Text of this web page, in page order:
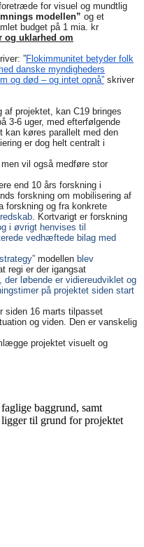
for visuel og mundtlig
modellen” og et
budget på 1 mia. kr
og uklarhed om
”Flokimmunitet betyder folk
danske myndigheders
og død – og intet opnå” skriver
projektet, kan C19 bringes
3-6 uger, med efterfølgende
kan køres parallelt med den
er dog helt centralt i
vil også medføre stor
end 10 års forskning i
forskning om mobilisering af
forskning og fra konkrete
. Kortvarigt er forskning
i øvrigt henvises til
vedhæftede bilag med
modellen blev
regi er der igangsat
, der løbende er vidiereudviklet og
på projektet siden start
siden 16 marts tilpasset
og viden. Den er vanskelig
projektet visuelt og
baggrund, samt
til grund for projektet